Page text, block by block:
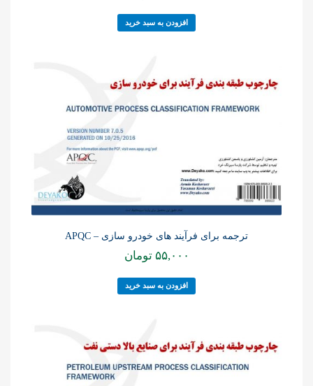
افزودن به سبد خرید
ترجمه برای فرآیند های خودرو سازی – APQC
۵۵,۰۰۰ تومان
افزودن به سبد خرید